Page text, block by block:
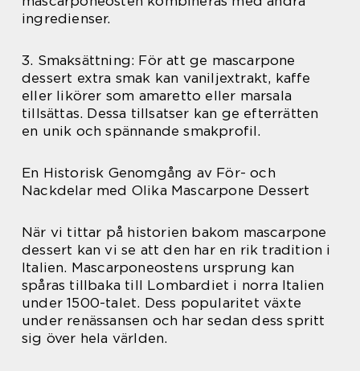
ingredienser.
3. Smaksättning: För att ge mascarpone
dessert extra smak kan vaniljextrakt, kaffe
eller likörer som amaretto eller marsala
tillsättas. Dessa tillsatser kan ge efterrätten
en unik och spännande smakprofil.
En Historisk Genomgång av För- och
Nackdelar med Olika Mascarpone Dessert
När vi tittar på historien bakom mascarpone
dessert kan vi se att den har en rik tradition i
Italien. Mascarponeostens ursprung kan
spåras tillbaka till Lombardiet i norra Italien
under 1500-talet. Dess popularitet växte
under renässansen och har sedan dess spritt
sig över hela världen.